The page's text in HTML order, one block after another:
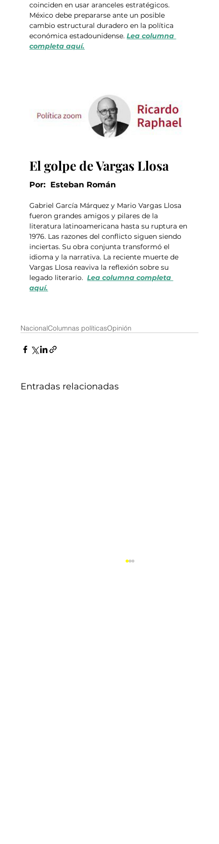
coinciden en usar aranceles estratégicos.
México debe prepararse ante un posible
cambio estructural duradero en la política
económica estadounidense. Lea columna
completa aquí.
El golpe de Vargas Llosa
Por:  Esteban Román
Gabriel García Márquez y Mario Vargas Llosa
fueron grandes amigos y pilares de la
literatura latinoamericana hasta su ruptura en
1976. Las razones del conflicto siguen siendo
inciertas. Su obra conjunta transformó el
idioma y la narrativa. La reciente muerte de
Vargas Llosa reaviva la reflexión sobre su
legado literario. Lea columna completa
aquí.
NacionalColumnas políticasOpinión
Entradas relacionadas